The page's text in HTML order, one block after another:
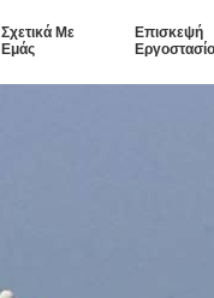
Σχετικά Με
Εμάς
Επισκεψή